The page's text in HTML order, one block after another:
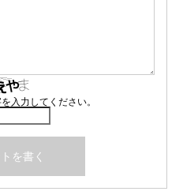
入力してください。